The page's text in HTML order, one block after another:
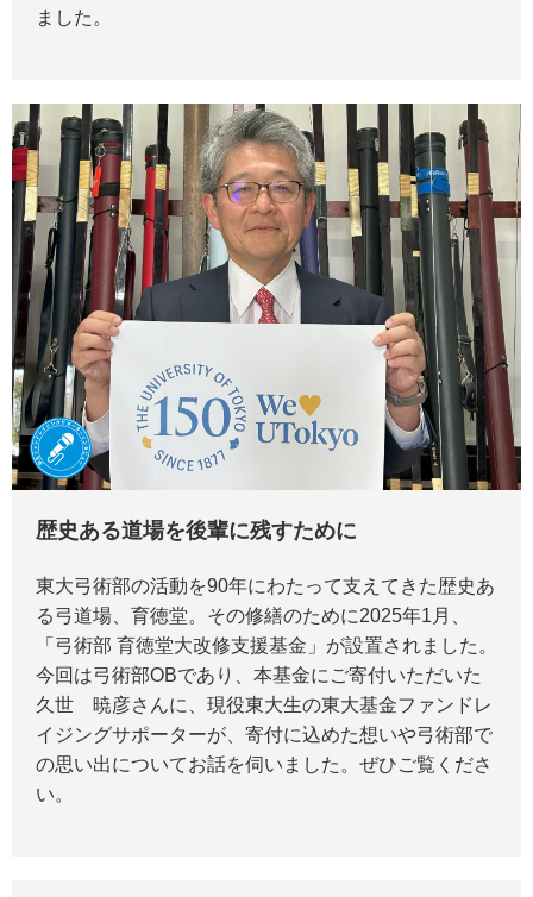
ました。
歴史ある道場を後輩に残すために
東大弓術部の活動を90年にわたって支えてきた歴史あ
る弓道場、育徳堂。その修繕のために2025年1月、
「弓術部 育徳堂大改修支援基金」が設置されました。
今回は弓術部OBであり、本基金にご寄付いただいた
久世 暁彦さんに、現役東大生の東大基金ファンドレ
イジングサポーターが、寄付に込めた想いや弓術部で
の思い出についてお話を伺いました。ぜひご覧くださ
い。